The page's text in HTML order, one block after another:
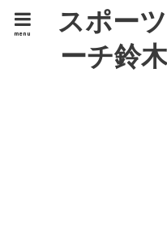
スポー
ーチ鈴
menu